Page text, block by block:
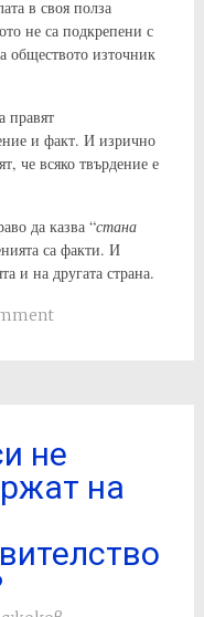
в своя полза
не са подкрепени с
обществото източник
правят
и факт. И изрично
че всяко твърдение е
да казва “стана
са факти. И
и на другата страна.
не
на